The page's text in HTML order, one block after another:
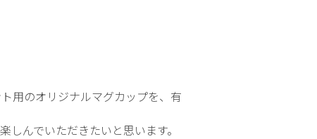
用のオリジナルマグカップを、有
んでいただきたいと思います。